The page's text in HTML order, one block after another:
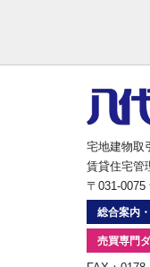
宅地建物取
賃貸住宅管
〒031-0075
総合案内
売買専門